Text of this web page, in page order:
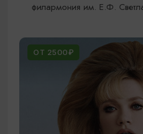
филармония им. Е.Ф.
ОТ 2500₽